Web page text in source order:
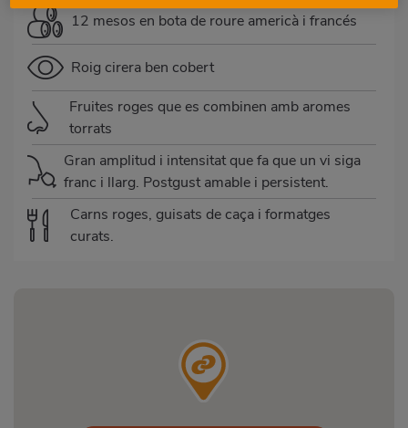
12 mesos en bota de roure americà i francés
Roig cirera ben cobert
Fruites roges que es combinen amb aromes
torrats
Gran amplitud i intensitat que fa que un vi siga
franc i llarg. Postgust amable i persistent.
Carns roges, guisats de caça i formatges
curats.